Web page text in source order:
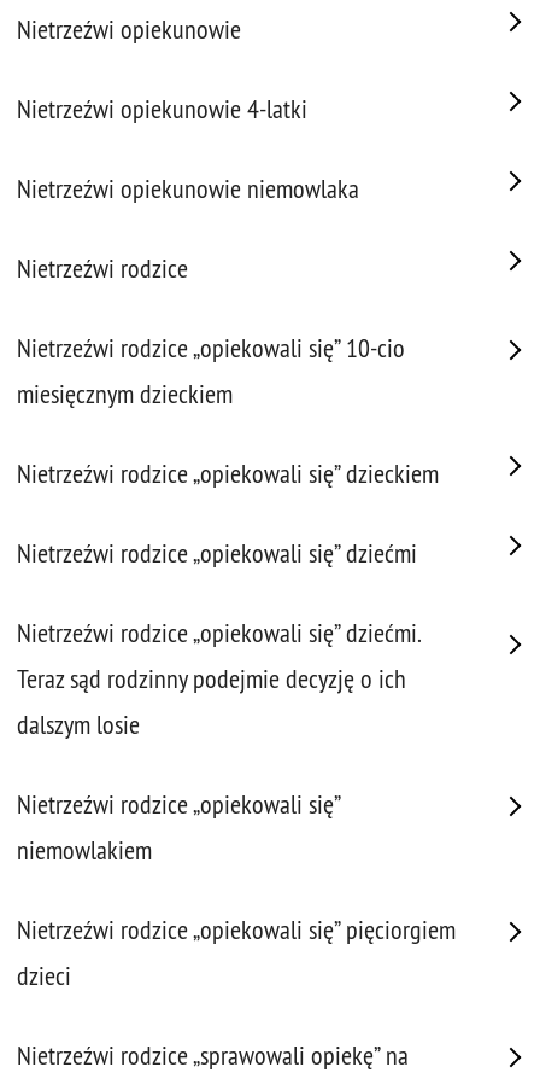
Nietrzeźwi opiekunowie
Nietrzeźwi opiekunowie 4-latki
Nietrzeźwi opiekunowie niemowlaka
Nietrzeźwi rodzice
Nietrzeźwi rodzice „opiekowali się” 10-cio
miesięcznym dzieckiem
Nietrzeźwi rodzice „opiekowali się” dzieckiem
Nietrzeźwi rodzice „opiekowali się” dziećmi
Nietrzeźwi rodzice „opiekowali się” dziećmi.
Teraz sąd rodzinny podejmie decyzję o ich
dalszym losie
Nietrzeźwi rodzice „opiekowali się”
niemowlakiem
Nietrzeźwi rodzice „opiekowali się” pięciorgiem
dzieci
Nietrzeźwi rodzice „sprawowali opiekę” na